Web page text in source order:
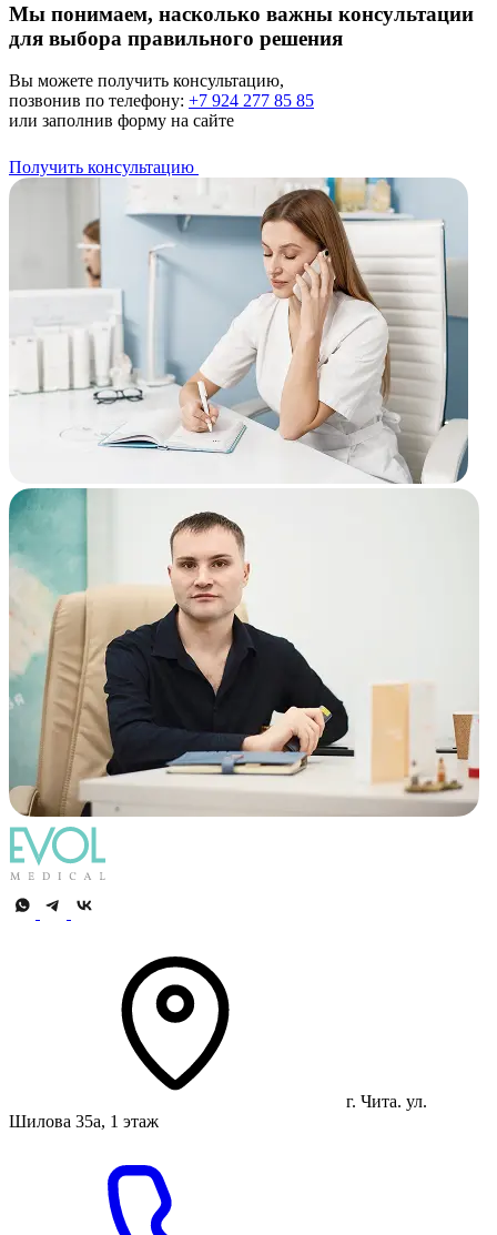
Мы понимаем, насколько важны консультации
для выбора правильного решения
Вы можете получить консультацию,
позвонив по телефону: +7 924 277 85 85
или заполнив форму на сайте
Получить консультацию
г. Чита. ул.
Шилова 35а, 1 этаж